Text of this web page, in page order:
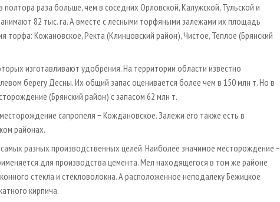
раза больше, чем в соседних Орловской, Калужской, Тульской и
82 тыс. га. А вместе с лесными торфяными залежами их площадь
торфа: Кожановское, Ректа (Клинцовский район), Чистое, Теплое (Брянский
изготавливают удобрения. На территории области известно
берегу Десны. Их общий запас оценивается более чем в 150 млн т. Но в
(Брянский район) с запасом 62 млн т.
сапропеля − Кождановское. Залежи его также есть в
районах.
разных производственных целей. Наиболее значимое месторождение −
для производства цемента. Мел находящегося в том же районе
стекла и стекловолокна. А расположенное неподалеку Бежицкое
кирпича.